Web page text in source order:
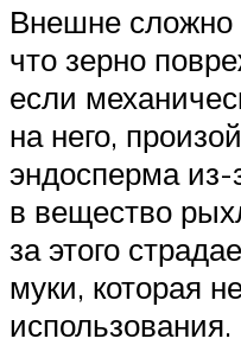
Внешне сложно
что зерно
если
на него,
эндосперма из-
в вещество
за этого
муки, которая
использования.